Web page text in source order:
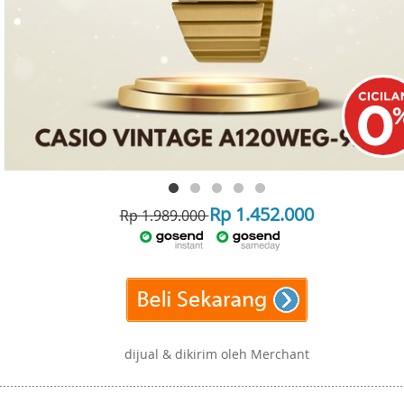
Rp 1.989.000Rp 1.452.000
dijual & dikirim oleh Merchant